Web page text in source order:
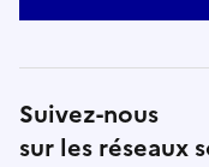
Suivez-nous
sur les réseaux